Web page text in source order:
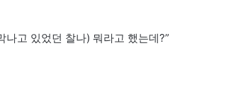
고 있었던 찰나) 뭐라고 했는데?”